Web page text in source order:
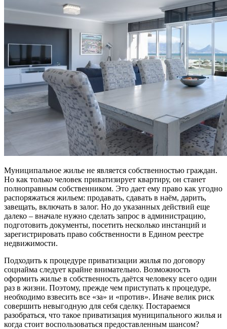
Муниципальное жилье не является собственностью граждан.
Но как только человек приватизирует квартиру, он станет
полноправным собственником. Это дает ему право как угодно
распоряжаться жильем: продавать, сдавать в наём, дарить,
завещать, включать в залог. Но до указанных действий еще
далеко – вначале нужно сделать запрос в администрацию,
подготовить документы, посетить несколько инстанций и
зарегистрировать право собственности в Едином реестре
недвижимости.
Подходить к процедуре приватизации жилья по договору
соцнайма следует крайне внимательно. Возможность
оформить жилье в собственность даётся человеку всего один
раз в жизни. Поэтому, прежде чем приступать к процедуре,
необходимо взвесить все «за» и «против». Иначе велик риск
совершить невыгодную для себя сделку. Постараемся
разобраться, что такое приватизация муниципального жилья и
когда стоит воспользоваться предоставленным шансом?